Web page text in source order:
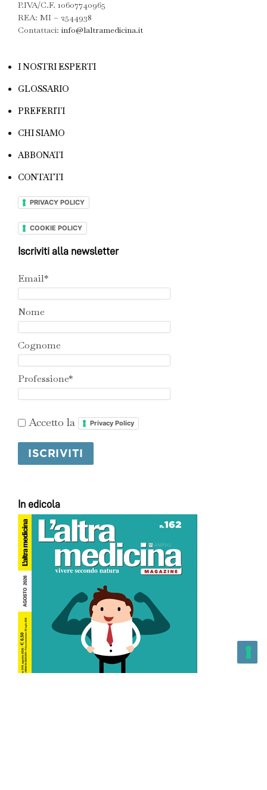
P.IVA/C.F. 10607740965
REA: MI – 2544938
Contattaci: info@laltramedicina.it
I NOSTRI ESPERTI
GLOSSARIO
PREFERITI
CHI SIAMO
ABBONATI
CONTATTI
PRIVACY POLICY
COOKIE POLICY
Iscriviti alla newsletter
Email*
Nome
Cognome
Professione*
Accetto la Privacy Policy
In edicola